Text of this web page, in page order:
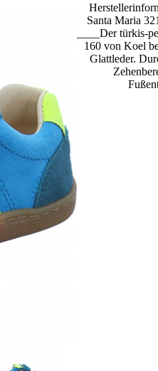
Santa Maria
____Der türkis-
160 von Koel
Glattleder.